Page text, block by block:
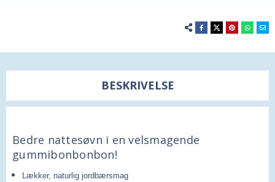
BESKRIVELSE
Bedre nattesøvn i en velsmagende
gummibonbonbon!
Lækker, naturlig jordbærsmag